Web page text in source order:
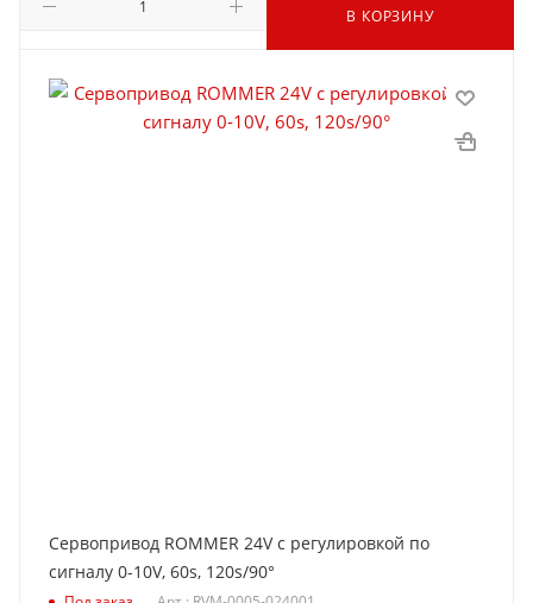
В КОРЗИНУ
Сервопривод ROMMER 24V c регулировкой по
сигналу 0-10V, 60s, 120s/90°